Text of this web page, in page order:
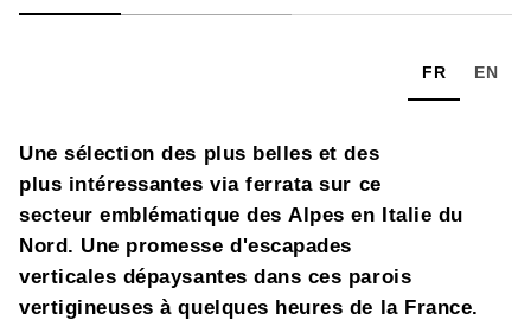
FR EN
Une sélection des plus belles et des
plus intéressantes via ferrata sur ce
secteur emblématique des Alpes en Italie du
Nord. Une promesse d'escapades
verticales dépaysantes dans ces parois
vertigineuses à quelques heures de la France.